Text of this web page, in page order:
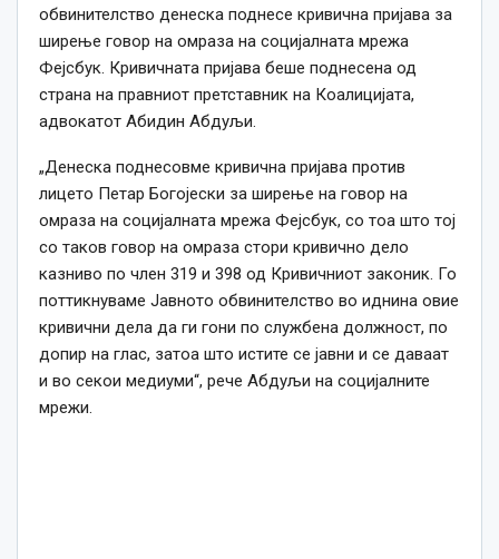
обвинителство денеска поднесе кривична пријава за
ширење говор на омраза на социјалната мрежа
Фејсбук. Кривичната пријава беше поднесена од
страна на правниот претставник на Коалицијата,
адвокатот Абидин Абдуљи.
„Денеска поднесовме кривична пријава против
лицето Петар Богојески за ширење на говор на
омраза на социјалната мрежа Фејсбук, со тоа што тој
со таков говор на омраза стори кривично дело
казниво по член 319 и 398 од Кривичниот законик. Го
поттикнуваме Јавното обвинителство во иднина овие
кривични дела да ги гони по службена должност, по
допир на глас, затоа што истите се јавни и се даваат
и во секои медиуми“, рече Абдуљи на социјалните
мрежи.